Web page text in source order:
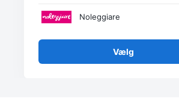
Noleggiare
Vælg